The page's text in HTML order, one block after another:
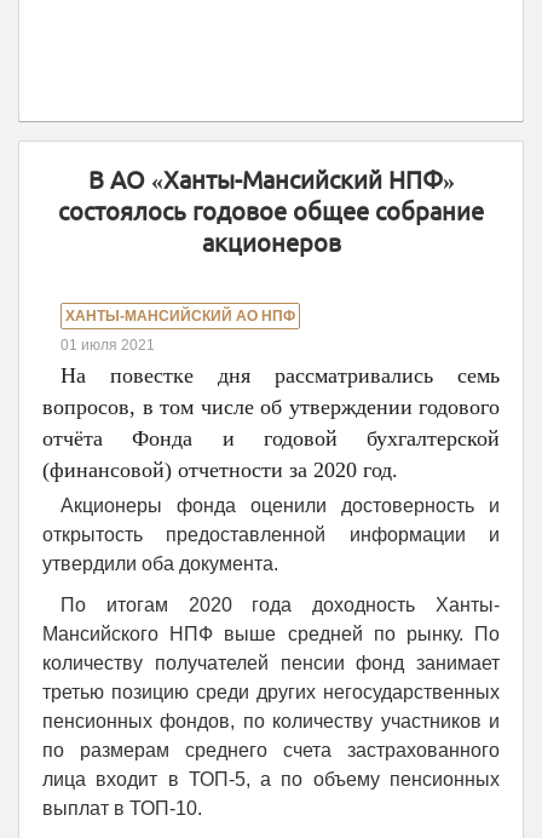
В АО «Ханты-Мансийский НПФ»
состоялось годовое общее собрание
акционеров
ХАНТЫ-МАНСИЙСКИЙ АО НПФ
01 июля 2021
На повестке дня рассматривались семь
вопросов, в том числе об утверждении годового
отчёта Фонда и годовой бухгалтерской
(финансовой) отчетности за 2020 год.
Акционеры фонда оценили достоверность и
открытость предоставленной информации и
утвердили оба документа.
По итогам 2020 года доходность Ханты-
Мансийского НПФ выше средней по рынку. По
количеству получателей пенсии фонд занимает
третью позицию среди других негосударственных
пенсионных фондов, по количеству участников и
по размерам среднего счета застрахованного
лица входит в ТОП-5, а по объему пенсионных
выплат в ТОП-10.